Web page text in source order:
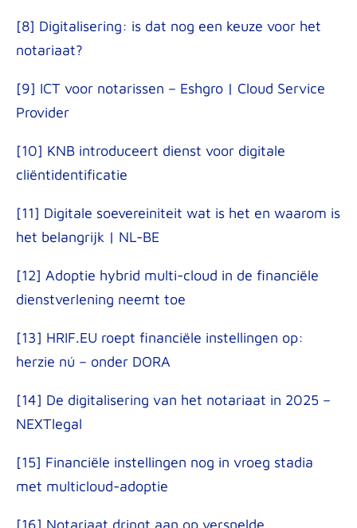
[8] Digitalisering: is dat nog een keuze voor het
notariaat?
[9] ICT voor notarissen – Eshgro | Cloud Service
Provider
[10] KNB introduceert dienst voor digitale
cliëntidentificatie
[11] Digitale soevereiniteit wat is het en waarom is
het belangrijk | NL-BE
[12] Adoptie hybrid multi-cloud in de financiële
dienstverlening neemt toe
[13] HRIF.EU roept financiële instellingen op:
herzie nú – onder DORA
[14] De digitalisering van het notariaat in 2025 –
NEXTlegal
[15] Financiële instellingen nog in vroeg stadia
met multicloud-adoptie
[16] Notariaat dringt aan op versnelde